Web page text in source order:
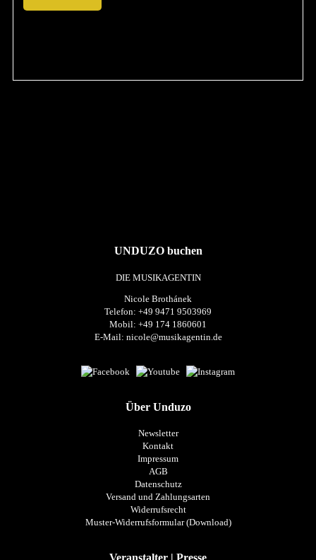
UNDUZO buchen
DIE MUSIKAGENTIN
Nicole Brothánek
Telefon: +49 9471 9503969
Mobil: +49 174 1860601
E-Mail: nicole@musikagentin.de
Über Unduzo
Newsletter
Kontakt
Impressum
AGB
Datenschutz
Versand und Zahlungsarten
Widerrufsrecht
Muster-Widerrufsformular (Download)